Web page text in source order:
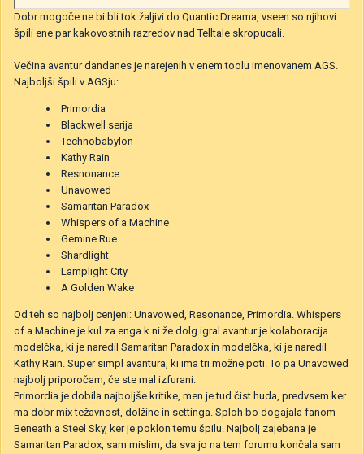
Dobr mogoče ne bi bli tok žaljivi do Quantic Dreama, vseen so njihovi
špili ene par kakovostnih razredov nad Telltale skropucali.
Večina avantur dandanes je narejenih v enem toolu imenovanem AGS.
Najboljši špili v AGSju:
Primordia
Blackwell serija
Technobabylon
Kathy Rain
Resnonance
Unavowed
Samaritan Paradox
Whispers of a Machine
Gemine Rue
Shardlight
Lamplight City
A Golden Wake
Od teh so najbolj cenjeni: Unavowed, Resonance, Primordia. Whispers
of a Machine je kul za enga k ni že dolg igral avantur je kolaboracija
modelčka, ki je naredil Samaritan Paradox in modelčka, ki je naredil
Kathy Rain. Super simpl avantura, ki ima tri možne poti. To pa Unavowed
najbolj priporočam, če ste mal izfurani.
Primordia je dobila najboljše kritike, men je tud čist huda, predvsem ker
ma dobr mix težavnost, dolžine in settinga. Sploh bo dogajala fanom
Beneath a Steel Sky, ker je poklon temu špilu. Najbolj zajebana je
Samaritan Paradox, sam mislim, da sva jo na tem forumu končala sam